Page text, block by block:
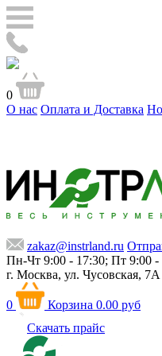
0
О нас Оплата и Доставка
zakaz@instrland.ru
Пн-Чт 9:00 - 17:30; Пт 9:00 -
г. Москва, ул. Чусовская, 7А
0 Корзина 0.00 руб
Скачать прайс